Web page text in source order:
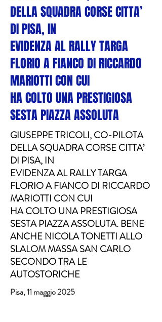
DELLA SQUADRA CORSE CITTA’
DI PISA, IN
EVIDENZA AL RALLY TARGA
FLORIO A FIANCO DI RICCARDO
MARIOTTI CON CUI
HA COLTO UNA PRESTIGIOSA
SESTA PIAZZA ASSOLUTA
GIUSEPPE TRICOLI, CO-PILOTA
DELLA SQUADRA CORSE CITTA’
DI PISA, IN
EVIDENZA AL RALLY TARGA
FLORIO A FIANCO DI RICCARDO
MARIOTTI CON CUI
HA COLTO UNA PRESTIGIOSA
SESTA PIAZZA ASSOLUTA. BENE
ANCHE NICOLA TONETTI ALLO
SLALOM MASSA SAN CARLO
SECONDO TRA LE
AUTOSTORICHE
Pisa, 11 maggio 2025